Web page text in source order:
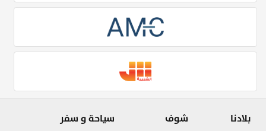
بلادنا
شوف
سياحة و سفر